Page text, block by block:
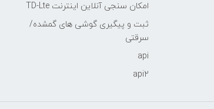
امکان سنجی آنلاین اینترنت TD-Lte
ثبت و پیگیری گوشی های گمشده/
سرقتی
api
api2